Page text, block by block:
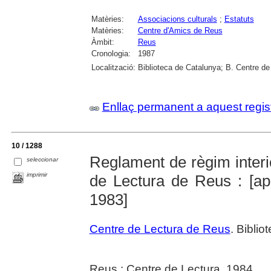
Matèries: Associacions culturals ; Estatuts
Matèries:
Centre d'Amics de Reus
Àmbit:
Reus
Cronologia:
1987
Localització: Biblioteca de Catalunya; B. Centre
Enllaç permanent a aquest
10 / 1288
seleccionar
imprimir
Reglament de règim
de Lectura de Reus :
1983]
Centre de Lectura de Reus.